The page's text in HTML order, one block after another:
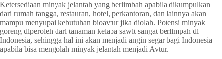
Ketersediaan minyak jelantah yang berlimbah apabila dikumpulkan
dari rumah tangga, restauran, hotel, perkantoran, dan lainnya akan
mampu menyupai kebutuhan bioavtur jika diolah. Potensi minyak
goreng diperoleh dari tanaman kelapa sawit sangat berlimpah di
Indonesia, sehingga hal ini akan menjadi angin segar bagi Indonesia
apabila bisa mengolah minyak jelantah menjadi Avtur.